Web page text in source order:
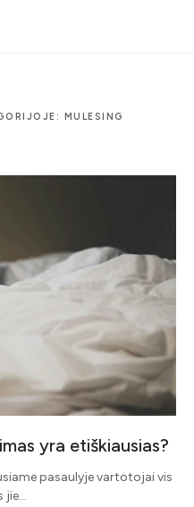
MULESING
yra etiškiausias?
pasaulyje vartotojai vis
jie…